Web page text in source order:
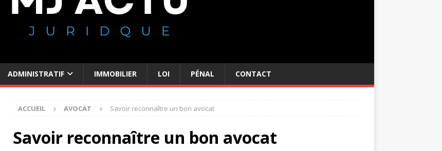
ADMINISTRATIF IMMOBILIER LOI PÉNAL CONTACT
ACCUEIL AVOCAT Savoir reconnaître un bon avocat
Savoir reconnaître un bon avocat